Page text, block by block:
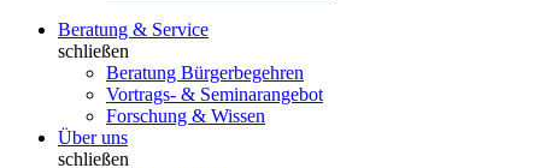
Beratung & Service
schließen
Beratung Bürgerbegehren
Vortrags- & Seminarangebot
Forschung & Wissen
Über uns
schließen